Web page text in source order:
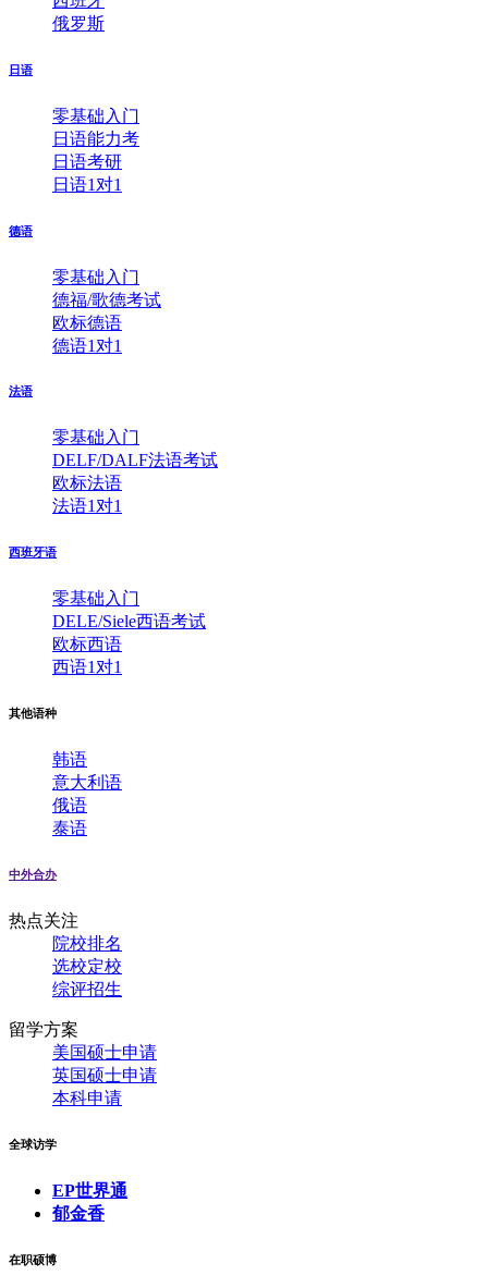
俄罗斯
日语
零基础入门
日语能力考
日语考研
日语1对1
德语
零基础入门
德福/歌德考试
欧标德语
德语1对1
法语
零基础入门
DELF/DALF法语考试
欧标法语
法语1对1
西班牙语
零基础入门
DELE/Siele西语考试
欧标西语
西语1对1
其他语种
韩语
意大利语
俄语
泰语
中外合办
热点关注
院校排名
选校定校
综评招生
留学方案
美国硕士申请
英国硕士申请
本科申请
全球访学
EP世界通
郁金香
在职硕博